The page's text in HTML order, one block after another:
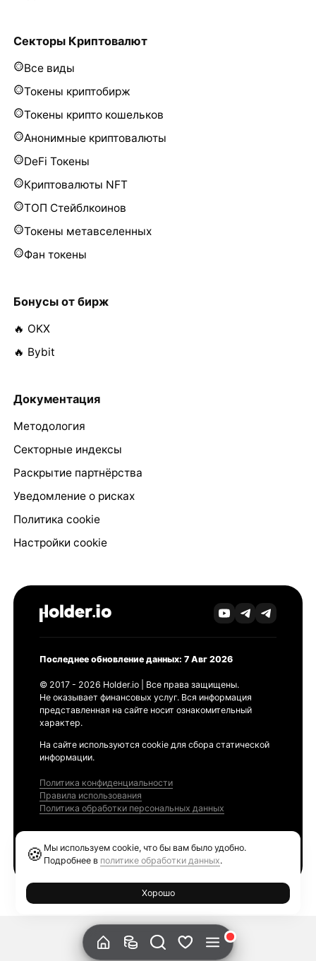
Секторы Криптовалют
Все виды
Токены криптобирж
Токены крипто кошельков
Анонимные криптовалюты
DeFi Токены
Криптовалюты NFT
ТОП Стейблкоинов
Токены метавселенных
Фан токены
Бонусы от бирж
🔥 OKX
🔥 Bybit
Документация
Методология
Секторные индексы
Раскрытие партнёрства
Уведомление о рисках
Политика cookie
Настройки cookie
Последнее обновление данных: 7 Авг 2026
© 2017 - 2026 Holder.io | Все права защищены.
Не оказывает финансовых услуг. Вся информация
представленная на сайте носит ознакомительный
характер.
На сайте используются cookie для сбора статической
информации.
Политика конфиденциальности
Правила использования
Политика обработки персональных данных
🍪 Мы используем cookie, что бы вам было удобно.
Подробнее в политике обработки данных.
Хорошо
Ethereum GAS Tracker